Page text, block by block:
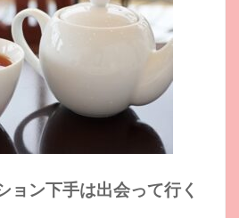
ョン下手は出会って行く